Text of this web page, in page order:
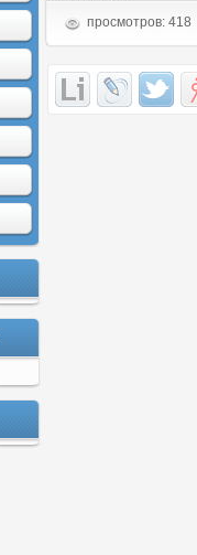
просмотров: 418